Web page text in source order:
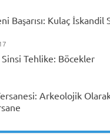
Başarısı: Kulaç İskandil
Tehlike: Böcekler
Arkeolojik